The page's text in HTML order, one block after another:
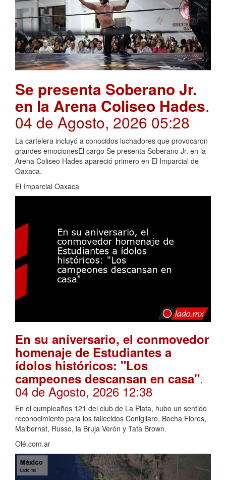
Se presenta Soberano Jr.
en la Arena Coliseo Hades.
04 de Agosto, 2026 05:28
La cartelera incluyó a conocidos luchadores que provocaron
grandes emocionesEl cargo Se presenta Soberano Jr. en la
Arena Coliseo Hades apareció primero en El Imparcial de
Oaxaca.
El Imparcial Oaxaca
En su aniversario, el conmovedor
homenaje de Estudiantes a
ídolos históricos: "Los
campeones descansan en casa".
04 de Agosto, 2026 12:38
En el cumpleaños 121 del club de La Plata, hubo un sentido
reconocimiento para los fallecidos Conigliaro, Bocha Flores,
Malbernat, Russo, la Bruja Verón y Tata Brown.
Olé.com.ar